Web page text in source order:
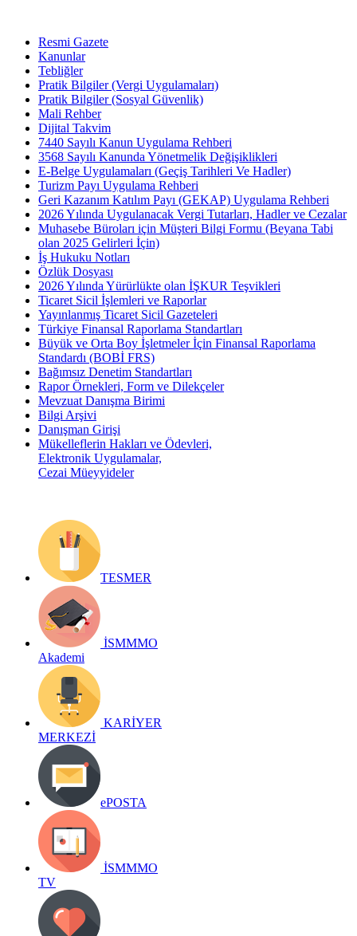
Resmi Gazete
Kanunlar
Tebliğler
Pratik Bilgiler (Vergi Uygulamaları)
Pratik Bilgiler (Sosyal Güvenlik)
Mali Rehber
Dijital Takvim
7440 Sayılı Kanun Uygulama Rehberi
3568 Sayılı Kanunda Yönetmelik Değişiklikleri
E-Belge Uygulamaları (Geçiş Tarihleri Ve Hadler)
Turizm Payı Uygulama Rehberi
Geri Kazanım Katılım Payı (GEKAP) Uygulama Rehberi
2026 Yılında Uygulanacak Vergi Tutarları, Hadler ve Cezalar
Muhasebe Büroları için Müşteri Bilgi Formu (Beyana Tabi
olan 2025 Gelirleri İçin)
İş Hukuku Notları
Özlük Dosyası
2026 Yılında Yürürlükte olan İŞKUR Teşvikleri
Ticaret Sicil İşlemleri ve Raporlar
Yayınlanmış Ticaret Sicil Gazeteleri
Türkiye Finansal Raporlama Standartları
Büyük ve Orta Boy İşletmeler İçin Finansal Raporlama
Standardı (BOBİ FRS)
Bağımsız Denetim Standartları
Rapor Örnekleri, Form ve Dilekçeler
Mevzuat Danışma Birimi
Bilgi Arşivi
Danışman Girişi
Mükelleflerin Hakları ve Ödevleri,
Elektronik Uygulamalar,
Cezai Müeyyideler
TESMER
İSMMMO
Akademi
KARİYER
MERKEZİ
ePOSTA
İSMMMO
TV